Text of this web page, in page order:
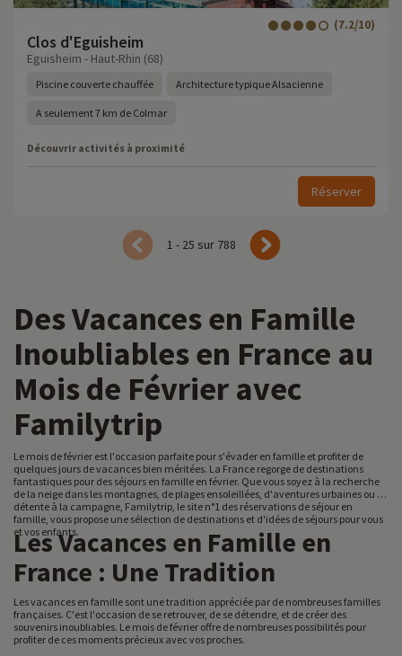
Clos d'Eguisheim
(7.2/10)
Eguisheim - Haut-Rhin (68)
Piscine couverte chauffée Architecture typique Alsacienne
A seulement 7 km de Colmar
Découvrir activités à proximité
Réserver
1 - 25 sur 788
Des Vacances en Famille
Inoubliables en France au
Mois de Février avec
Familytrip
Le mois de février est l'occasion parfaite pour s'évader en famille et profiter de
quelques jours de vacances bien méritées. La France regorge de destinations
fantastiques pour des séjours en famille en février. Que vous soyez à la recherche
de la neige dans les montagnes, de plages ensoleillées, d'aventures urbaines ou de
détente à la campagne, Familytrip, le site n°1 des réservations de séjour en
famille, vous propose une sélection de destinations et d'idées de séjours pour vous
et vos enfants.
Les Vacances en Famille en
France : Une Tradition
Les vacances en famille sont une tradition appréciée par de nombreuses familles
françaises. C'est l'occasion de se retrouver, de se détendre, et de créer des
souvenirs inoubliables. Le mois de février offre de nombreuses possibilités pour
profiter de ces moments précieux avec vos proches.